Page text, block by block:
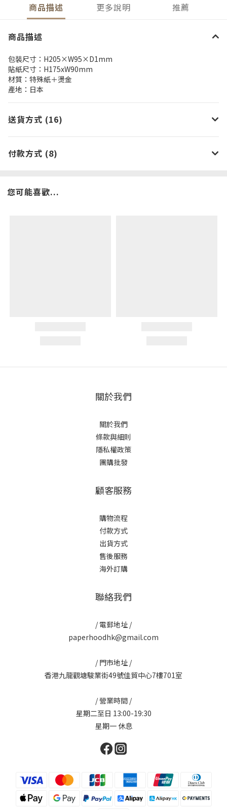
商品描述 更多說明 推薦
商品描述
包裝尺寸：H205×W95×D1mm
貼紙尺寸：H175xW90mm
材質：特殊紙＋燙金
產地：日本
送貨方式 (16)
付款方式 (8)
您可能喜歡...
關於我們
關於我們
條款與細則
隱私權政策
團購批發
顧客服務
購物流程
付款方式
出貨方式
售後服務
海外訂購
聯絡我們
/ 電郵地址 /
paperhoodhk@gmail.com
/ 門市地址 /
香港九龍觀塘駿業街49號佳貿中心7樓701室
/ 營業時間 /
星期二至日 13:00-19:30
星期一 休息